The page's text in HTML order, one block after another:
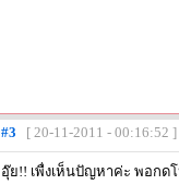
#3 [ 20-11-2011 - 00:16:52 ]
อุ๊ย!! เพื่งเห็นปัญหาค่ะ พอกด